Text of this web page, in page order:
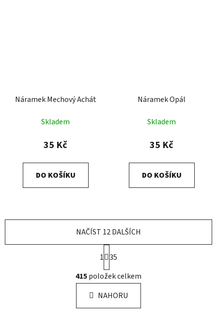
Náramek Mechový Achát
Skladem
35 Kč
DO KOŠÍKU
Náramek Opál
Skladem
35 Kč
DO KOŠÍKU
O
v
l
á
d
NAČÍST 12 DALŠÍCH
S
t
r
á
n
k
1 35
415položek celkem
NAHORU